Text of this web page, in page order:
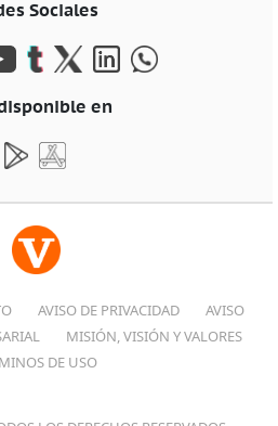
Sociales
en
AVISO DE PRIVACIDAD
AVISO
MISIÓN, VISIÓN Y VALORES
DE USO